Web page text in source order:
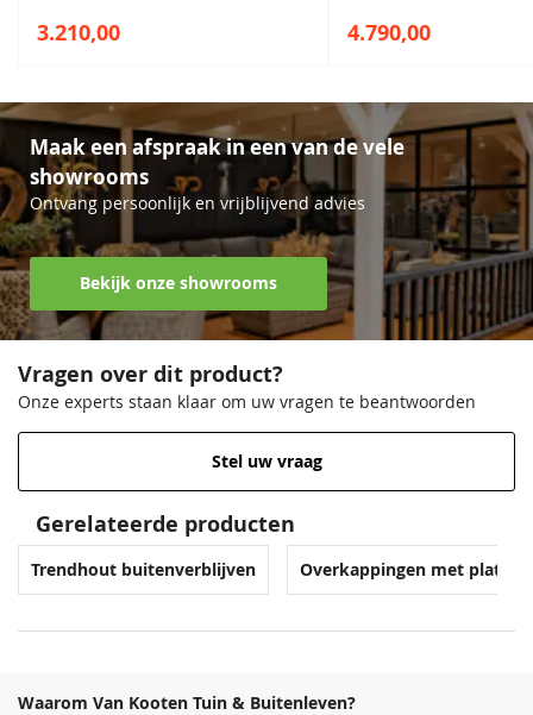
3.210,00 4.790,00
Maak een afspraak in een van de vele
showrooms
Ontvang persoonlijk en vrijblijvend advies
Bekijk onze showrooms
Vragen over dit product?
Onze experts staan klaar om uw vragen te beantwoorden
Stel uw vraag
Gerelateerde producten
Trendhout buitenverblijven Overkappingen met plat
Waarom Van Kooten Tuin & Buitenleven?